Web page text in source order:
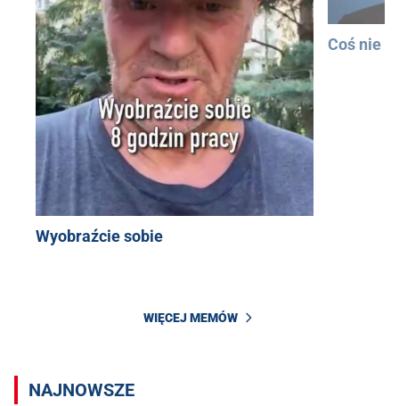
Wyobraźcie sobie
Coś nie
WIĘCEJ MEMÓW
NAJNOWSZE